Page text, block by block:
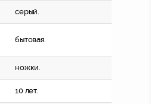
серый.
бытовая.
ножки.
10 лет.